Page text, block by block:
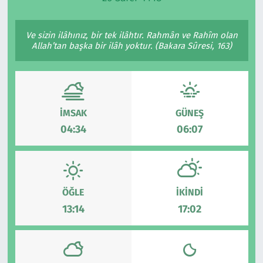
Ve sizin ilâhınız, bir tek ilâhtır. Rahmân ve Rahîm olan
Allah’tan başka bir ilâh yoktur. (Bakara Sûresi, 163)
İMSAK
04:34
GÜNEŞ
06:07
ÖĞLE
13:14
İKINDI
17:02
Ekonomi
Siyaset
Foto Galeri
Gündem
Kapaklı
Kırklareli
Kültür Sanat
Marmaraereğlisi
Saray